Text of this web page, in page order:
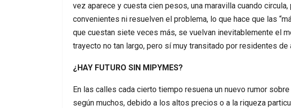
vez aparece y cuesta cien pesos, una maravilla cuando
convenientes ni resuelven el problema, lo que hace que las
que cuestan siete veces más, se vuelvan inevitablemente el
trayecto no tan largo, pero sí muy transitado por residentes de
¿HAY FUTURO SIN MIPYMES?
En las calles cada cierto tiempo resuena un nuevo rumor
según muchos, debido a los altos precios o a la riqueza